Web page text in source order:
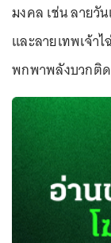
มงคล เช่น ลายวั
และลายเทพเจ้า
พกพาพลังบวกติ